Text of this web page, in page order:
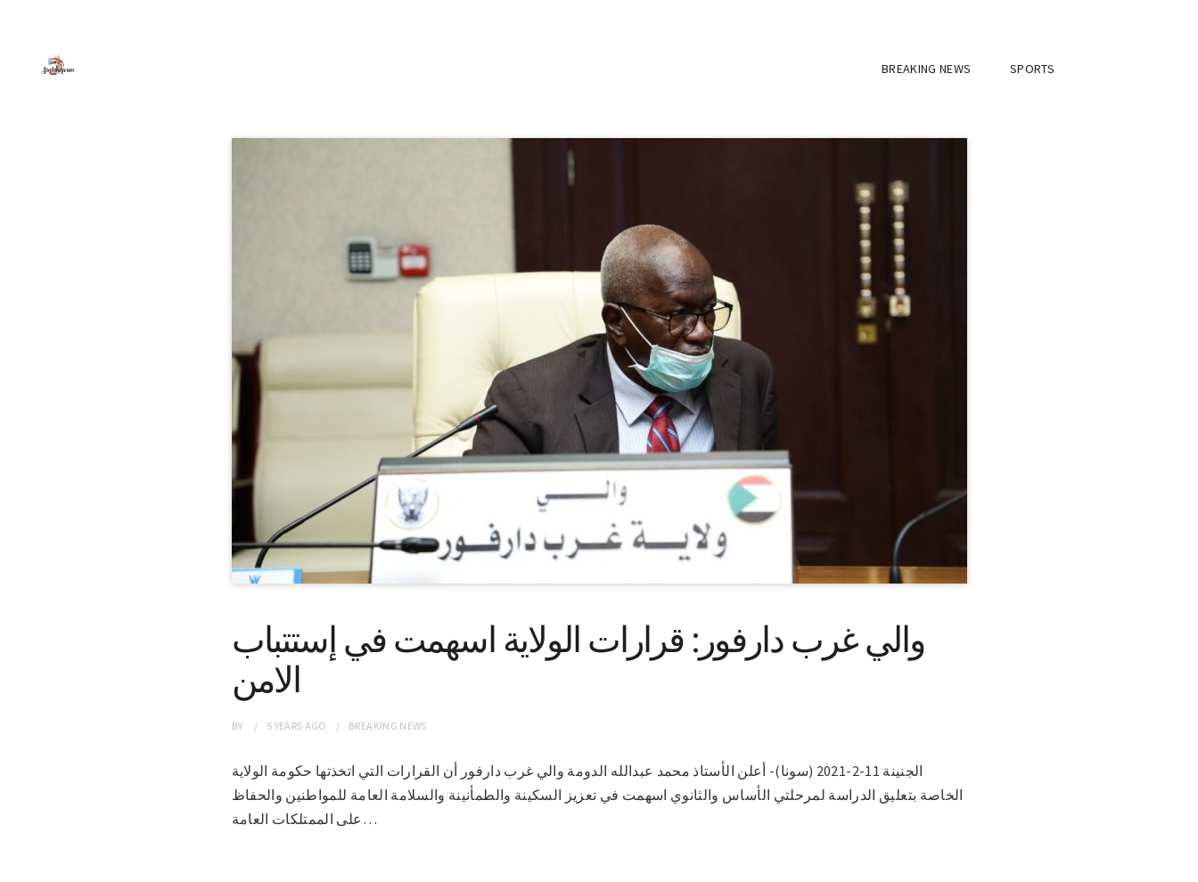
BREAKING NEWS SPORTS
والي غرب دارفور: قرارات الولاية اسهمت في إستتباب
الامن
BY 5 YEARS AGO BREAKING NEWS
الجنينة 11-2-2021 (سونا)- أعلن الأستاذ محمد عبدالله الدومة والي غرب دارفور أن القرارات التي اتخذتها حكومة الولاية
الخاصة بتعليق الدراسة لمرحلتي الأساس والثانوي اسهمت في تعزيز السكينة والطمأنينة والسلامة العامة للمواطنين والحفاظ
على الممتلكات العامة…